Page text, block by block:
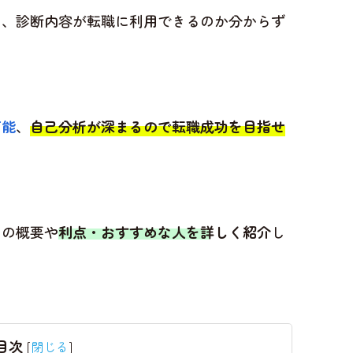
診断内容が転職に利用できるのか分からず
、 自己分析が深まるので転職成功を目指せ
概要や利点・おすすめな人を詳しく紹介し
次 [閉じる ]